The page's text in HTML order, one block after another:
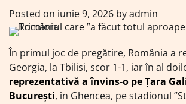
Posted on iunie 9, 2026 byadmin
În primul joc de pregătire, România a
Georgia, la Tbilisi, scor 1-1, iar în al
reprezentativă a învins-o pe Țara
București, în Ghencea, pe stadionul